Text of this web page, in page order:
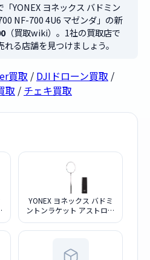
YONEX ヨネックス バドミン
NF-700 4U6 マゼンダ」の新
（買取wiki）。1社の買取店で
る店舗を見つけましょう。
買取 / DJIドローン買取 /
取 / チェキ買取
YONEX ヨネックス バドミ
ントンラケット アストロク
4U5 クレナイ